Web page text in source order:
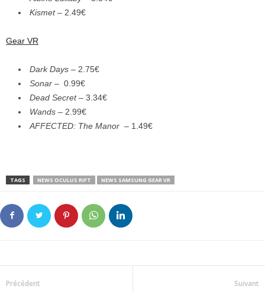
Kismet– 2.49€
Gear VR
Dark Days – 2.75€
Sonar – 0.99€
Dead Secret– 3.34€
Wands – 2.99€
AFFECTED: The Manor ­ – 1.49€
TAGS NEWS OCULUS RIFT NEWS SAMSUNG GEAR VR
Précédent Suivant